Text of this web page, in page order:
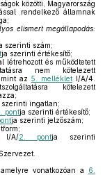
közötti, Magyarország
rendelkező államnak
elismert megállapodás:
szerinti szám;
ja szerinti értékesítő;
létrehozott és működtetett
nem kötelezett
az 5. melléklet I/A/4.
kötelezett
szerinti ingatlan;
pontja szerinti értékesítő;
ja szerinti jelzőszám;
A/2. pontja szerinti
vonatkozóan a 6.